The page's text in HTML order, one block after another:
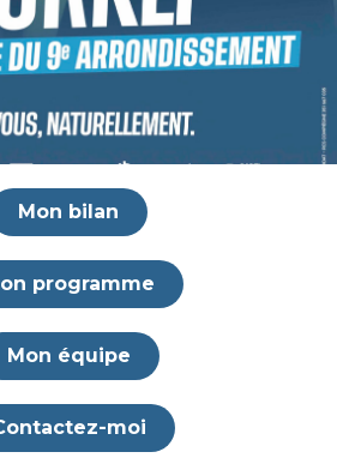
Mon bilan
programme
Mon équipe
moi